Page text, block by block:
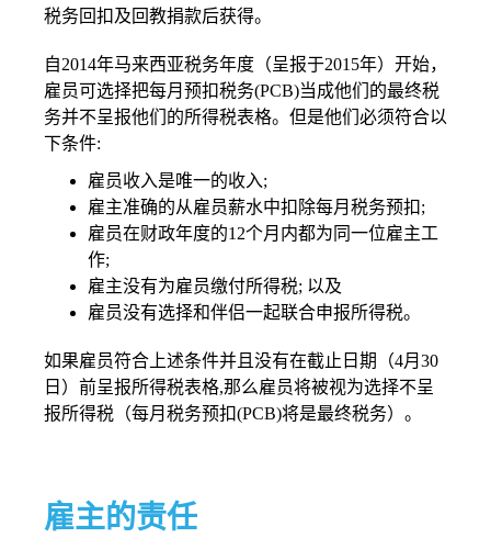
税务回扣及回教捐款后获得。
自2014年马来西亚税务年度（呈报于2015年）开始，
雇员可选择把每月预扣税务(PCB)当成他们的最终税
务并不呈报他们的所得税表格。但是他们必须符合以
下条件:
雇员收入是唯一的收入;
雇主准确的从雇员薪水中扣除每月税务预扣;
雇员在财政年度的12个月内都为同一位雇主工
作;
雇主没有为雇员缴付所得税; 以及
雇员没有选择和伴侣一起联合申报所得税。
如果雇员符合上述条件并且没有在截止日期（4月30
日）前呈报所得税表格,那么雇员将被视为选择不呈
报所得税（每月税务预扣(PCB)将是最终税务）。
雇主的责任